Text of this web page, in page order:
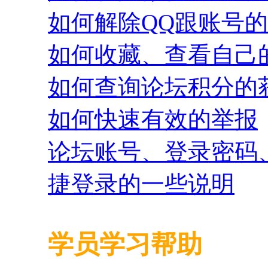
如何解除QQ跟账号
如何收藏、查看自己
如何查询论坛积分的
如何快速有效的举报
论坛账号、登录密码
捷登录的一些说明
学员学习帮助